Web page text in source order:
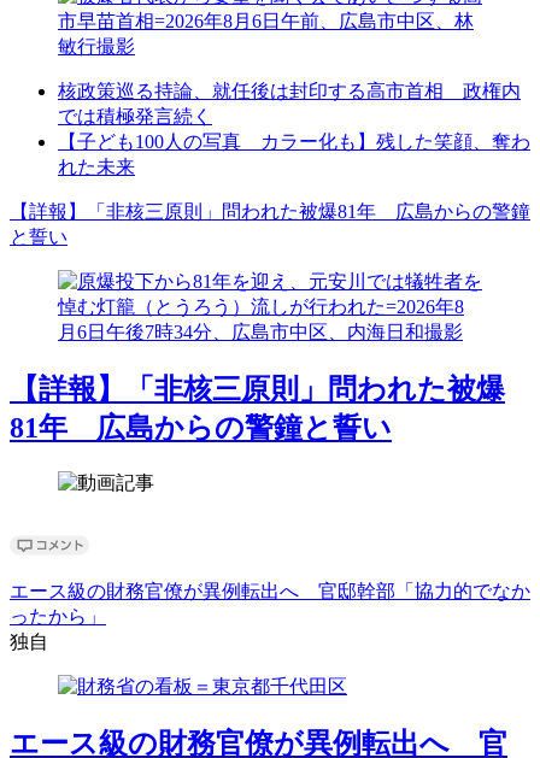
核政策巡る持論、就任後は封印する高市首相 政権内
では積極発言続く
【子ども100人の写真 カラー化も】残した笑顔、奪わ
れた未来
【詳報】「非核三原則」問われた被爆81年 広島からの警鐘
と誓い
【詳報】「非核三原則」問われた被爆
81年 広島からの警鐘と誓い
エース級の財務官僚が異例転出へ 官邸幹部「協力的でなか
ったから」
独自
エース級の財務官僚が異例転出へ 官